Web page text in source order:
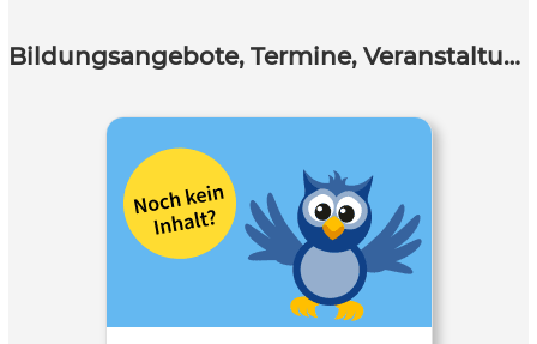
Bildungsangebote, Termine, Veranstaltungen